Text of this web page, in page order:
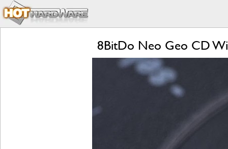
8BitDo Neo Geo CD